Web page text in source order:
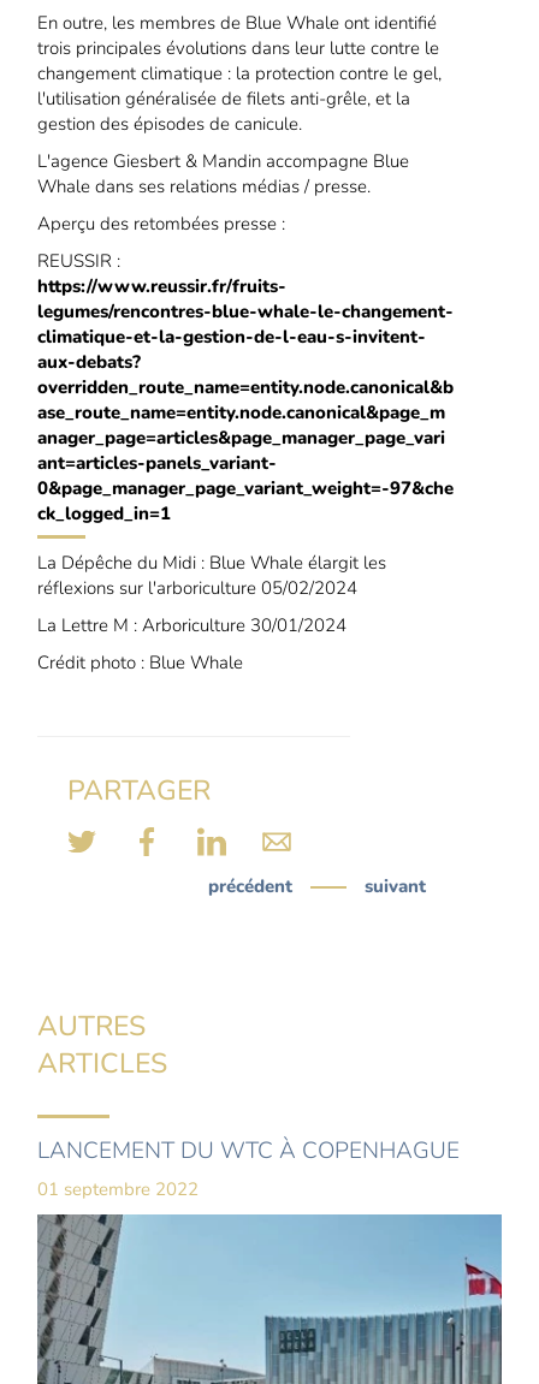
En outre, les membres de Blue Whale ont identifié
trois principales évolutions dans leur lutte contre le
changement climatique : la protection contre le gel,
l'utilisation généralisée de filets anti-grêle, et la
gestion des épisodes de canicule.
L'agence Giesbert & Mandin accompagne Blue
Whale dans ses relations médias / presse.
Aperçu des retombées presse :
REUSSIR :
https://www.reussir.fr/fruits-
legumes/rencontres-blue-whale-le-changement-
climatique-et-la-gestion-de-l-eau-s-invitent-
aux-debats?
overridden_route_name=entity.node.canonical&b
ase_route_name=entity.node.canonical&page_m
anager_page=articles&page_manager_page_vari
ant=articles-panels_variant-
0&page_manager_page_variant_weight=-97&che
ck_logged_in=1
La Dépêche du Midi : Blue Whale élargit les
réflexions sur l'arboriculture 05/02/2024
La Lettre M : Arboriculture 30/01/2024
Crédit photo : Blue Whale
PARTAGER
précédent suivant
AUTRES
ARTICLES
LANCEMENT DU WTC À COPENHAGUE
01 septembre 2022